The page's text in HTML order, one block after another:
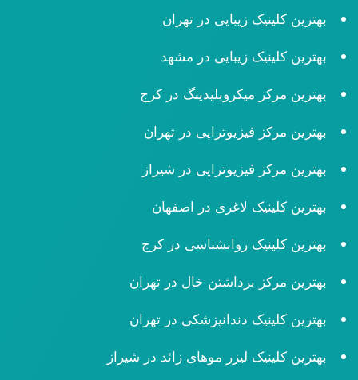
بهترین کلینیک زیبایی در تهران
بهترین کلینیک زیبایی در مشهد
بهترین مرکز میکروبلیدینگ در کرج
بهترین مرکز فیزیوتراپی در تهران
بهترین مرکز فیزیوتراپی در شیراز
بهترین کلینیک لاغری در اصفهان
بهترین کلینیک روانشناسی در کرج
بهترین مرکز برداشتن خال در تهران
بهترین کلینیک دندانپزشکی در تهران
بهترین کلینیک لیزر موهای زائد در شیراز